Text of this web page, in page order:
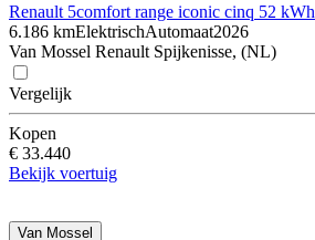
Renault 5comfort range iconic cinq 52 kWh
6.186 kmElektrischAutomaat2026
Van Mossel Renault Spijkenisse, (NL)
Vergelijk
Kopen
€ 33.440
Bekijk voertuig
Van Mossel